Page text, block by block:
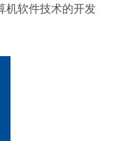
机软件技术的开发